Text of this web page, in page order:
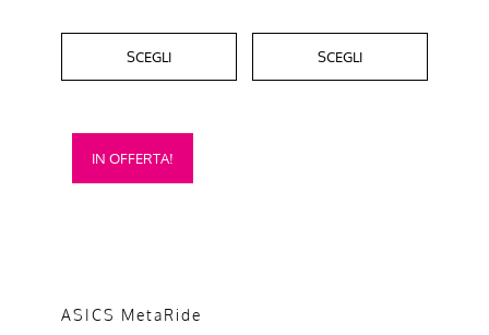
SCEGLI SCEGLI
IN OFFERTA!
ASICS MetaRide
Questo
prodotto
opzioni